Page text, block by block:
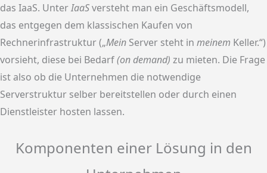
das IaaS. UnterIaaSversteht man ein Geschäftsmodell,
das entgegen dem klassischen Kaufen von
Rechnerinfrastruktur („Mein Server steht in meinem Keller.“)
vorsieht, diese bei Bedarf(on demand) zu mieten. Die Frage
ist also ob die Unternehmen die notwendige
Serverstruktur selber bereitstellen oder durch einen
Dienstleister hosten lassen.
Komponenten einer Lösung in den